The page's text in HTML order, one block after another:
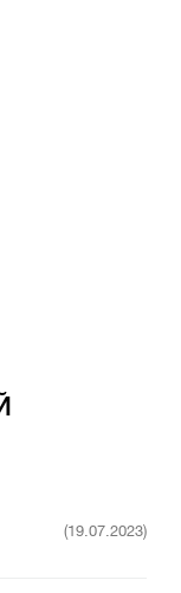
(19.07.2023)